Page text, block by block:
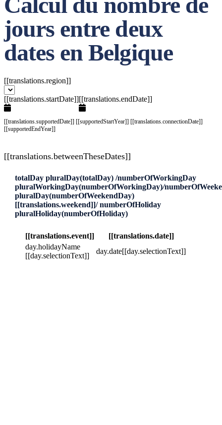
jours entre deux
dates en Belgique
[[translations.region]]
[[translations.startDate]][[translations.endDate]]
[[translations.supportedDate]] [[supportedStartYear]] [[translations.connectionDate]]
[[supportedEndYear]]
[[translations.betweenTheseDates]]
totalDay pluralDay(totalDay) /numberOfWorkingDay
pluralWorkingDay(numberOfWorkingDay)/
pluralDay(numberOfWeekendDay)
[[translations.weekend]]/numberOfHoliday
pluralHoliday(numberOfHoliday)
[[translations.event]]
[[translations.date]]
day.holidayName
[[day.selectionText]]
day.date[[day.selectionText]]